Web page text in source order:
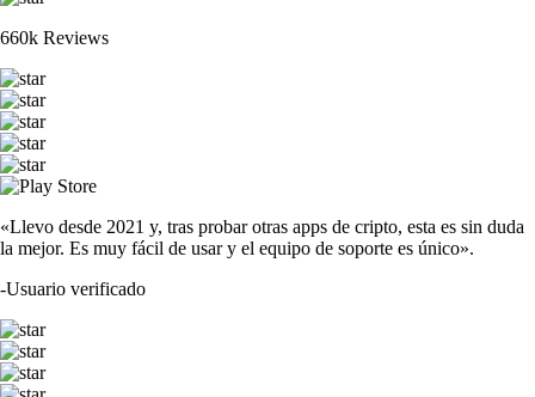
660k Reviews
«Llevo desde 2021 y, tras probar otras apps de cripto, esta es sin duda
la mejor. Es muy fácil de usar y el equipo de soporte es único».
-Usuario verificado